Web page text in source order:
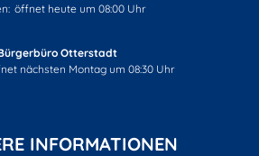
weitere Öffnungs- oder Schließzeiten
öffnet heute um 08:00 Uhr
Otterstadt
Öffnungs- oder Schließzeiten auszublenden
nächsten Montag um 08:30 Uhr
INFORMATIONEN